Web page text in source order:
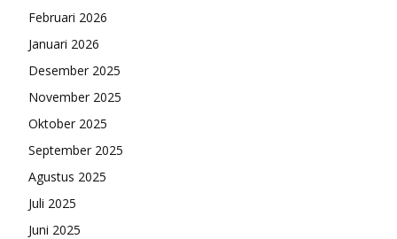
Februari 2026
Januari 2026
Desember 2025
November 2025
Oktober 2025
September 2025
Agustus 2025
Juli 2025
Juni 2025